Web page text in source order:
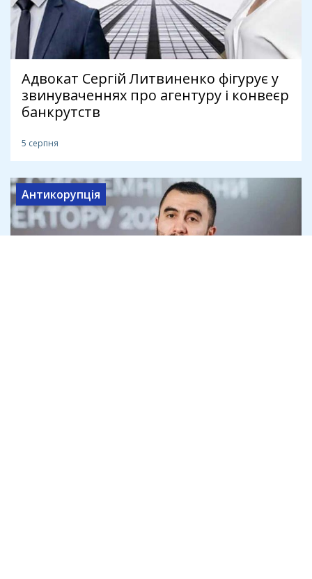
Адвокат Сергій Литвиненко фігурує у
звинуваченнях про агентуру і конвеєр
банкрутств
5 серпня
Антикорупція